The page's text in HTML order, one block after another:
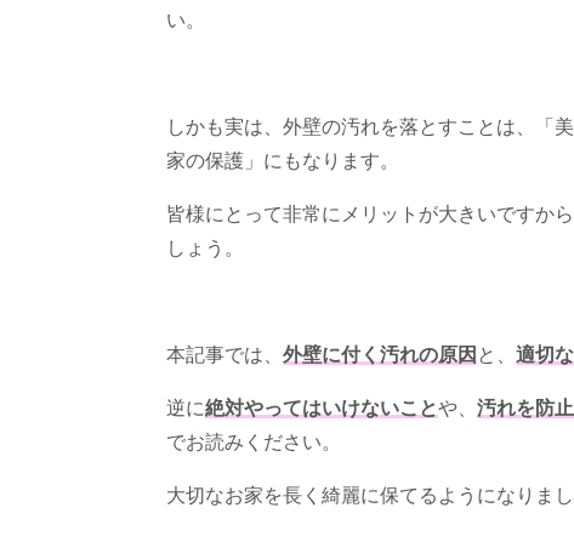
い。
しかも実は、外壁の汚れを落とすことは、「
家の保護」にもなります。
皆様にとって非常にメリットが大きいですか
しょう。
本記事では、 外壁に付く汚れの原因 と、 適切
逆に絶対やってはいけないことや、 汚れを防
でお読みください。
大切なお家を長く綺麗に保てるようになりまし